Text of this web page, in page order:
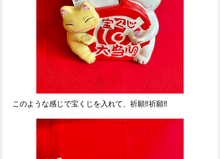
このような感じで宝くじを入れて、祈願‼祈願‼